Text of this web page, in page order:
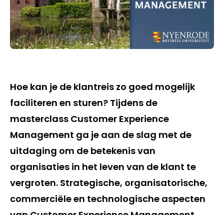
Hoe kan je de klantreis zo goed mogelijk
faciliteren en sturen? Tijdens de
masterclass Customer Experience
Management ga je aan de slag met de
uitdaging om de betekenis van
organisaties in het leven van de klant te
vergroten. Strategische, organisatorische,
commerciële en technologische aspecten